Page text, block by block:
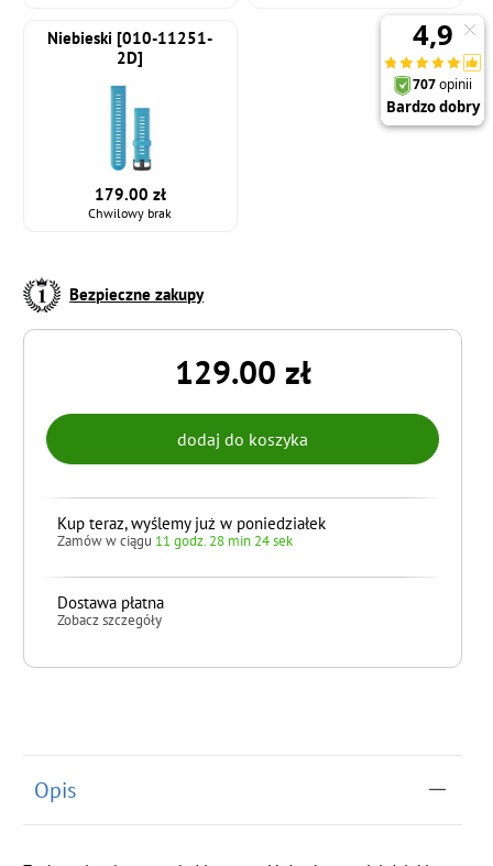
Niebieski [010-11251-
2D]
179.00 zł
Chwilowy brak
Bezpieczne zakupy
129.00 zł
Kup teraz, wyślemy już w poniedziałek
Zamów w ciągu 11 godz. 28 min 23 sek
Dostawa płatna
Zobacz szczegóły
Opis